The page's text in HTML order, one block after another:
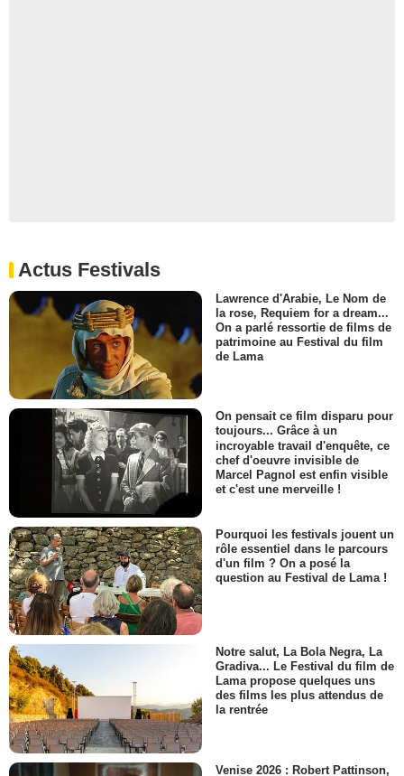
Actus Festivals
Lawrence d'Arabie, Le Nom de
la rose, Requiem for a dream...
On a parlé ressortie de films de
patrimoine au Festival du film
de Lama
On pensait ce film disparu pour
toujours... Grâce à un
incroyable travail d'enquête, ce
chef d'oeuvre invisible de
Marcel Pagnol est enfin visible
et c'est une merveille !
Pourquoi les festivals jouent un
rôle essentiel dans le parcours
d'un film ? On a posé la
question au Festival de Lama !
Notre salut, La Bola Negra, La
Gradiva... Le Festival du film de
Lama propose quelques uns
des films les plus attendus de
la rentrée
Venise 2026 : Robert Pattinson,